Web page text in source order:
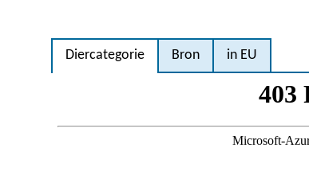
Diercategorie Bron in EU